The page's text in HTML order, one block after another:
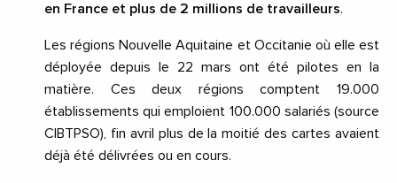
en France et plus de 2 millions de travailleurs.
Les régions Nouvelle Aquitaine et Occitanie où elle est
déployée depuis le 22 mars ont été pilotes en la
matière. Ces deux régions comptent 19.000
établissements qui emploient 100.000 salariés (source
CIBTPSO), fin avril plus de la moitié des cartes avaient
déjà été délivrées ou en cours.